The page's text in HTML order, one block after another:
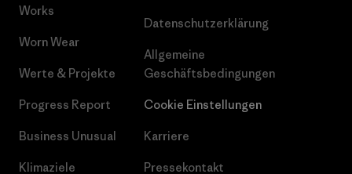
Works
Worn Wear
Werte & Projekte
Progress Report
Business Unusual
Klimaziele
Datenschutzerklärung
Allgemeine
Geschäftsbedingungen
Cookie Einstellungen
Karriere
Pressekontakt